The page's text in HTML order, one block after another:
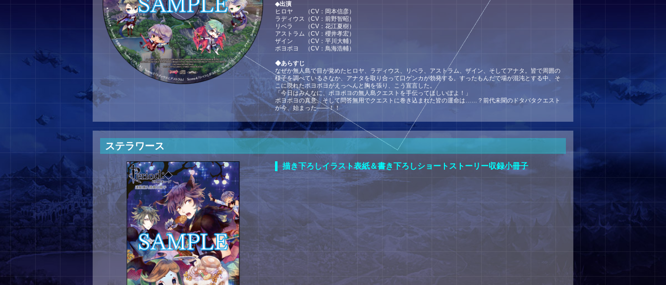
◆出演
ヒロヤ （CV：岡本信彦）
ラディウス（CV：前野智昭）
リベラ （CV：花江夏樹）
アストラム（CV：櫻井孝宏）
ザイン （CV：平川大輔）
ポヨポヨ （CV：鳥海浩輔）
◆あらすじ
なぜか無人島で目が覚めたヒロヤ、ラディウス、リベラ、アストラム、ザイン、そしてアナタ。皆で周囲の
様子を調べているさなか、アナタを取り合って口ゲンカが勃発する。すったもんだで場が混沌とする中、そ
こに現れたポヨポヨがえっへんと胸を張り、こう宣言した。
「今日はみんなに、ポヨポヨの無人島クエストを手伝ってほしいぽよ！」
ポヨポヨの真意、そして問答無用でクエストに巻き込まれた皆の運命は……？前代未聞のドタバタクエスト
が今、始まった――！！
ステラワース
描き下ろしイラスト表紙＆書き下ろしショートストーリー収録小冊子